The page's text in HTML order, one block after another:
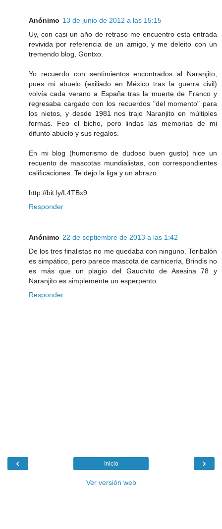
Anónimo 13 de junio de 2012 a las 15:15
Uy, con casi un año de retraso me encuentro esta entrada
revivida por referencia de un amigo, y me deleito con un
tremendo blog, Gontxo.
Yo recuerdo con sentimientos encontrados al Naranjito,
pues mi abuelo (exiliado en México tras la guerra civil)
volvía cada verano a España tras la muerte de Franco y
regresaba cargado con los recuerdos "del momento" para
los nietos, y desde 1981 nos trajo Naranjito en múltiples
formas. Feo el bicho, pero lindas las memorias de mi
difunto abuelo y sus regalos.
En mi blog (humorismo de dudoso buen gusto) hice un
recuento de mascotas mundialistas, con correspondientes
calificaciones. Te dejo la liga y un abrazo.
http://bit.ly/L4TBx9
Responder
Anónimo 22 de septiembre de 2013 a las 1:42
De los tres finalistas no me quedaba con ninguno. Toribalón
es simpático, pero parece mascota de carnicería, Brindis no
es más que un plagio del Gauchito de Asesina 78 y
Naranjito es simplemente un esperpento.
Responder
‹ ›
Inicio
Ver versión web